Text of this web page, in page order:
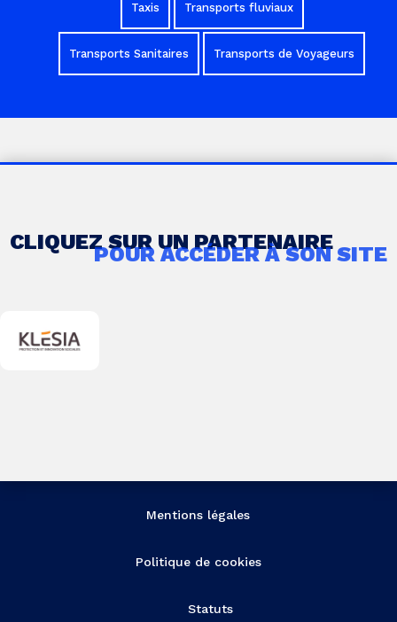
Taxis Transports fluviaux
Transports Sanitaires Transports de Voyageurs
CLIQUEZ SUR UN PARTENAIRE
POUR ACCÉDER À SON SITE
Mentions légales
Politique de cookies
Statuts